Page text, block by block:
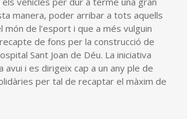
manera, poder arribar a tots aquells
de l’esport i que a més vulguin
de fons per la construcció de
Sant Joan de Déu. La iniciativa
avui i es dirigeix cap a un any ple de
per tal de recaptar el màxim de